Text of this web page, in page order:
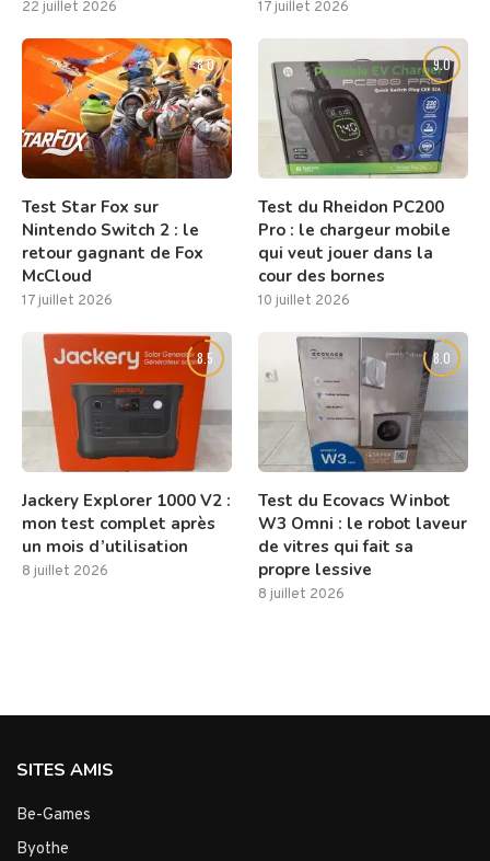
22 juillet 2026 17 juillet 2026
8.0
Test Star Fox sur
Nintendo Switch 2 : le
retour gagnant de Fox
McCloud
17 juillet 2026
9.0
Test du Rheidon PC200
Pro : le chargeur mobile
qui veut jouer dans la
cour des bornes
10 juillet 2026
8.5
Jackery Explorer 1000 V2 :
mon test complet après
un mois d’utilisation
8 juillet 2026
8.0
Test du Ecovacs Winbot
W3 Omni : le robot laveur
de vitres qui fait sa
propre lessive
8 juillet 2026
SITES AMIS
Be-Games
Byothe